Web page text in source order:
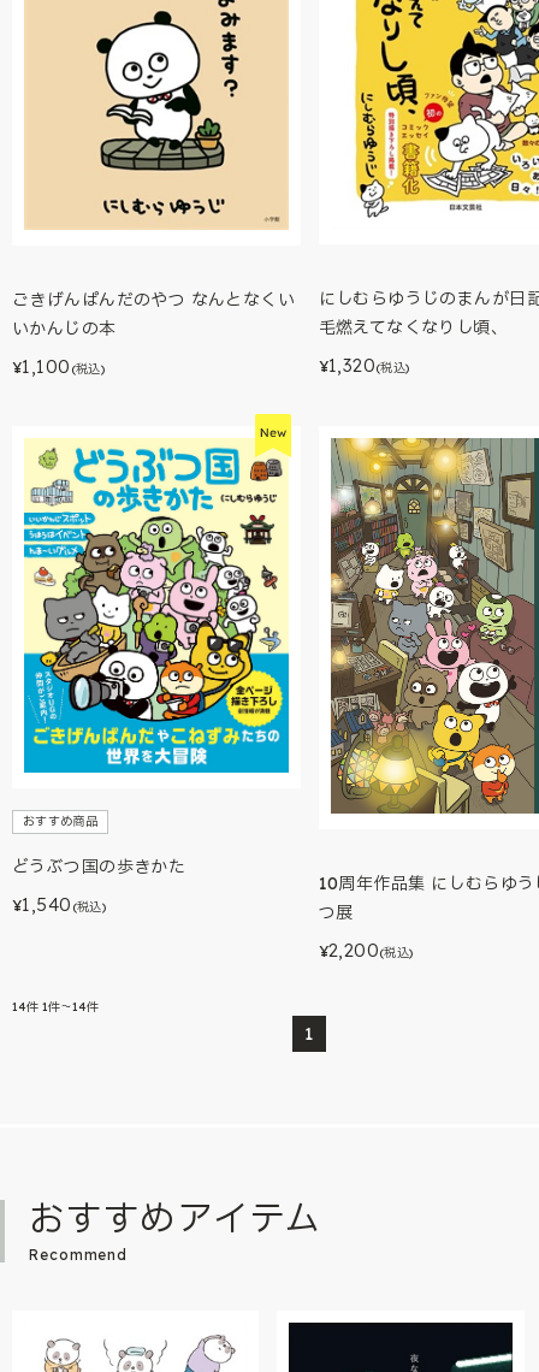
ごきげんぱんだのやつ なんとなくい
いかんじの本
¥1,100 (税込)
にしむらゆうじのまんが
毛燃えてなくなりし頃、
¥1,320(税込)
おすすめ商品
どうぶつ国の歩きかた
¥1,540 (税込)
10周年作品集 にしむらゆ
つ展
¥2,200(税込)
14件 1件～14件
1
おすすめアイテム
Recommend